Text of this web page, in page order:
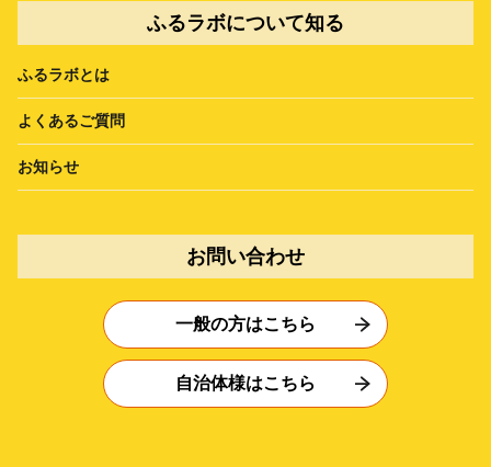
ふるラボについて知る
ふるラボとは
よくあるご質問
お知らせ
お問い合わせ
一般の方はこちら
自治体様はこちら